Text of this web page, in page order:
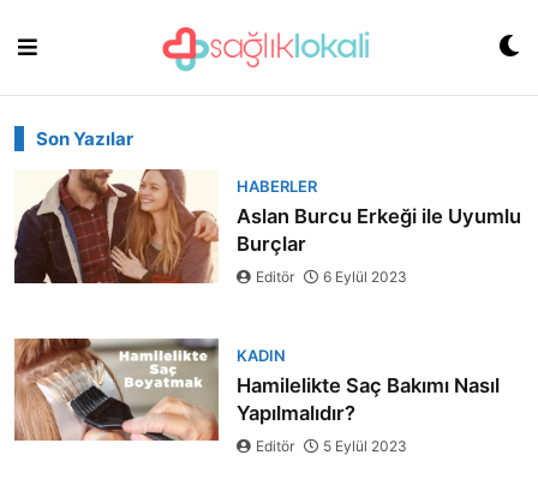
content
Son Yazılar
HABERLER
Aslan Burcu Erkeği ile Uyumlu
Burçlar
Editör 6 Eylül 2023
KADIN
Hamilelikte Saç Bakımı Nasıl
Yapılmalıdır?
Editör 5 Eylül 2023